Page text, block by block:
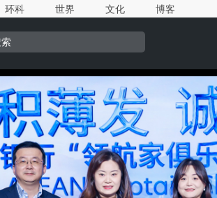
环科 世界 文化 博客